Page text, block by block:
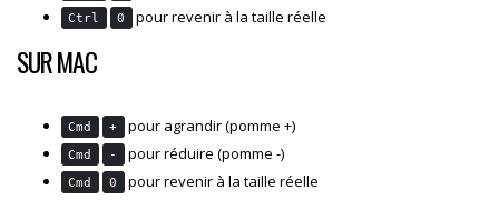
Ctrl 0 pour revenir à la taille réelle
SUR MAC
Cmd + pour agrandir (pomme +)
Cmd - pour réduire (pomme -)
Cmd 0 pour revenir à la taille réelle